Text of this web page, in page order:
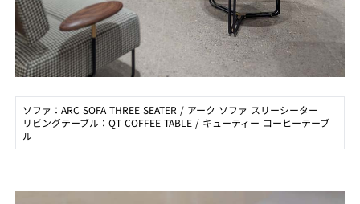
ソファ：ARC SOFA THREE SEATER / アーク ソファ スリーシーター
リビングテーブル：QT COFFEE TABLE / キューティー コーヒーテーブ
ル